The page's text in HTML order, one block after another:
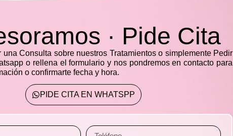
· Pide Cita
una Consulta sobre nuestros Tratamientos o simplemente Pedir
o rellena el formulario y nos pondremos en contacto para
o confirmarte fecha y hora.
PIDE CITA EN WHATSPP